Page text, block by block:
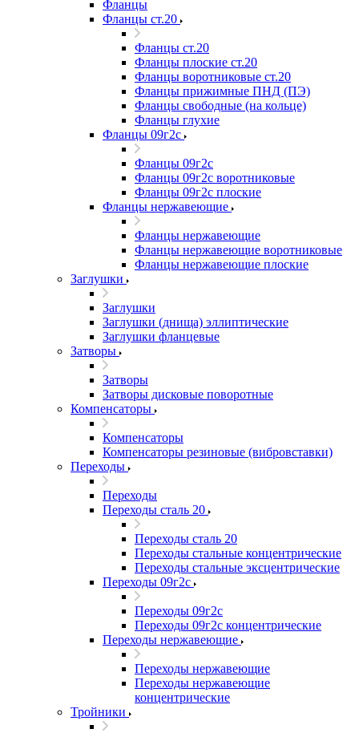
Фланцы
Фланцы ст.20
Фланцы ст.20
Фланцы плоские ст.20
Фланцы воротниковые ст.20
Фланцы прижимные ПНД (ПЭ)
Фланцы свободные (на кольце)
Фланцы глухие
Фланцы 09г2с
Фланцы 09г2с
Фланцы 09г2с воротниковые
Фланцы 09г2с плоские
Фланцы нержавеющие
Фланцы нержавеющие
Фланцы нержавеющие воротниковые
Фланцы нержавеющие плоские
Заглушки
Заглушки
Заглушки (днища) эллиптические
Заглушки фланцевые
Затворы
Затворы
Затворы дисковые поворотные
Компенсаторы
Компенсаторы
Компенсаторы резиновые (вибровставки)
Переходы
Переходы
Переходы сталь 20
Переходы сталь 20
Переходы стальные концентрические
Переходы стальные эксцентрические
Переходы 09г2с
Переходы 09г2с
Переходы 09г2с концентрические
Переходы нержавеющие
Переходы нержавеющие
Переходы нержавеющие
концентрические
Тройники